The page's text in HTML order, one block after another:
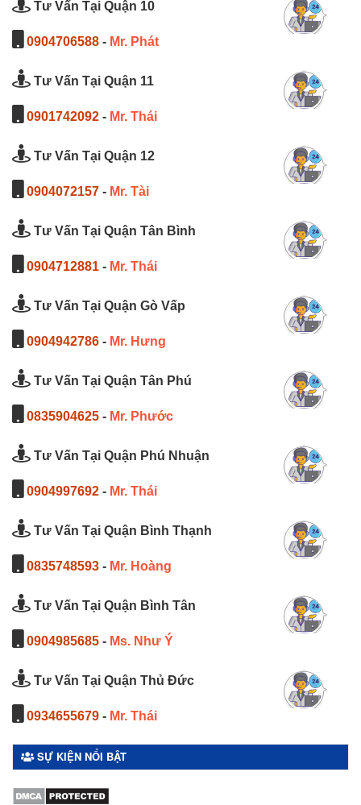
Tư Vấn Tại Quận 10
0904706588 - Mr. Phát
Tư Vấn Tại Quận 11
0901742092 - Mr. Thái
Tư Vấn Tại Quận 12
0904072157 - Mr. Tài
Tư Vấn Tại Quận Tân Bình
0904712881 - Mr. Thái
Tư Vấn Tại Quận Gò Vấp
0904942786 - Mr. Hưng
Tư Vấn Tại Quận Tân Phú
0835904625 - Mr. Phước
Tư Vấn Tại Quận Phú Nhuận
0904997692 - Mr. Thái
Tư Vấn Tại Quận Bình Thạnh
0835748593 - Mr. Hoàng
Tư Vấn Tại Quận Bình Tân
0904985685 - Ms. Như Ý
Tư Vấn Tại Quận Thủ Đức
0934655679 - Mr. Thái
SỰ KIỆN NỔI BẬT